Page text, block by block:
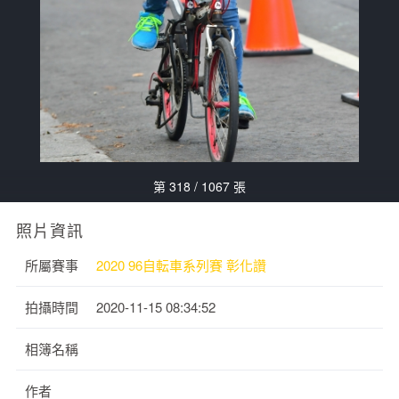
第 318 / 1067 張
照片資訊
所屬賽事 2020 96自転車系列賽 彰化讚
拍攝時間 2020-11-15 08:34:52
相簿名稱
作者